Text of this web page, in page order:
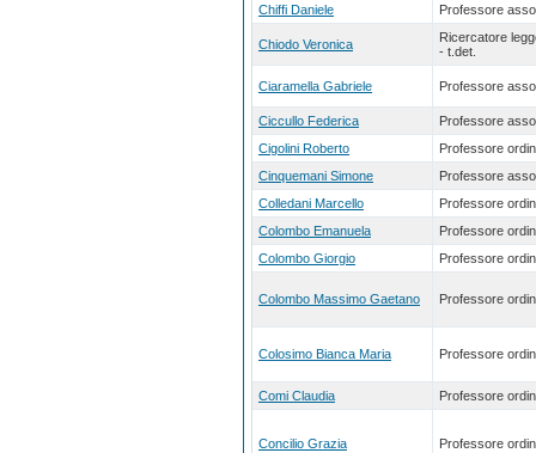
Chiffi Daniele
Professore
Chiodo Veronica
Ricercatore
- t.det.
Ciaramella Gabriele Professore
Ciccullo Federica
Professore
Cigolini Roberto
Professore
Cinquemani Simone
Professore
Colledani Marcello
Professore
Colombo Emanuela
Professore
Colombo Giorgio
Professore
Colombo Massimo Gaetano Professore
Colosimo Bianca Maria Professore
Comi Claudia Professore
Concilio Grazia Professore